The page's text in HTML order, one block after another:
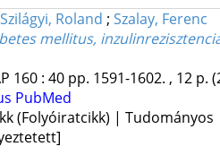
Szilágyi, Roland ; Szalay, Ferenc
mellitus,
160: 40 pp. 1591-1602. , 12 p.
PubMed
(Folyóiratcikk) | Tudományos